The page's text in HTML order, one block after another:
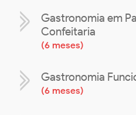
Gastronomia em
Confeitaria
(6 meses)
Gastronomia
(6 meses)